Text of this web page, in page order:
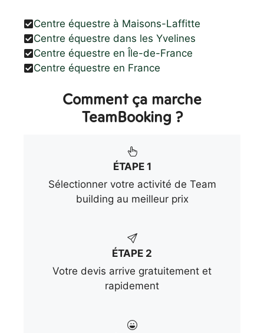
Centre équestre à Maisons-Laffitte
Centre équestre dans les Yvelines
Centre équestre en Île-de-France
Centre équestre en France
Comment ça marche
TeamBooking ?
ÉTAPE 1
Sélectionner votre activité de Team
building au meilleur prix
ÉTAPE 2
Votre devis arrive gratuitement et
rapidement